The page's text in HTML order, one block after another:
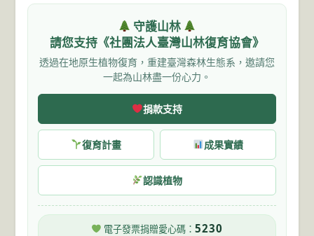
守護山林
請您支持《社團法人臺灣山林復育協會》
透過在地原生植物復育，重建臺灣森林生態系，邀請您
一起為山林盡一份心力。
捐款支持
復育計畫 成果實績
認識植物
電子發票捐贈愛心碼： 5230